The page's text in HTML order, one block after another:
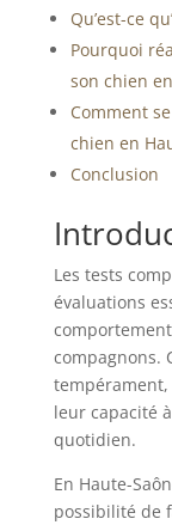
Qu’est-ce
Pourquoi
son chien
Comment
chien en
Conclusion
Les tests
évaluations
compagnons.
leur capacité
quotidien.
En Haute-
possibilité de